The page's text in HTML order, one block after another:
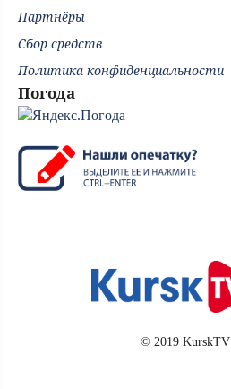
Партнёры
Сбор средств
Политика конфиденциальности
Погода
© 2019 KurskTV